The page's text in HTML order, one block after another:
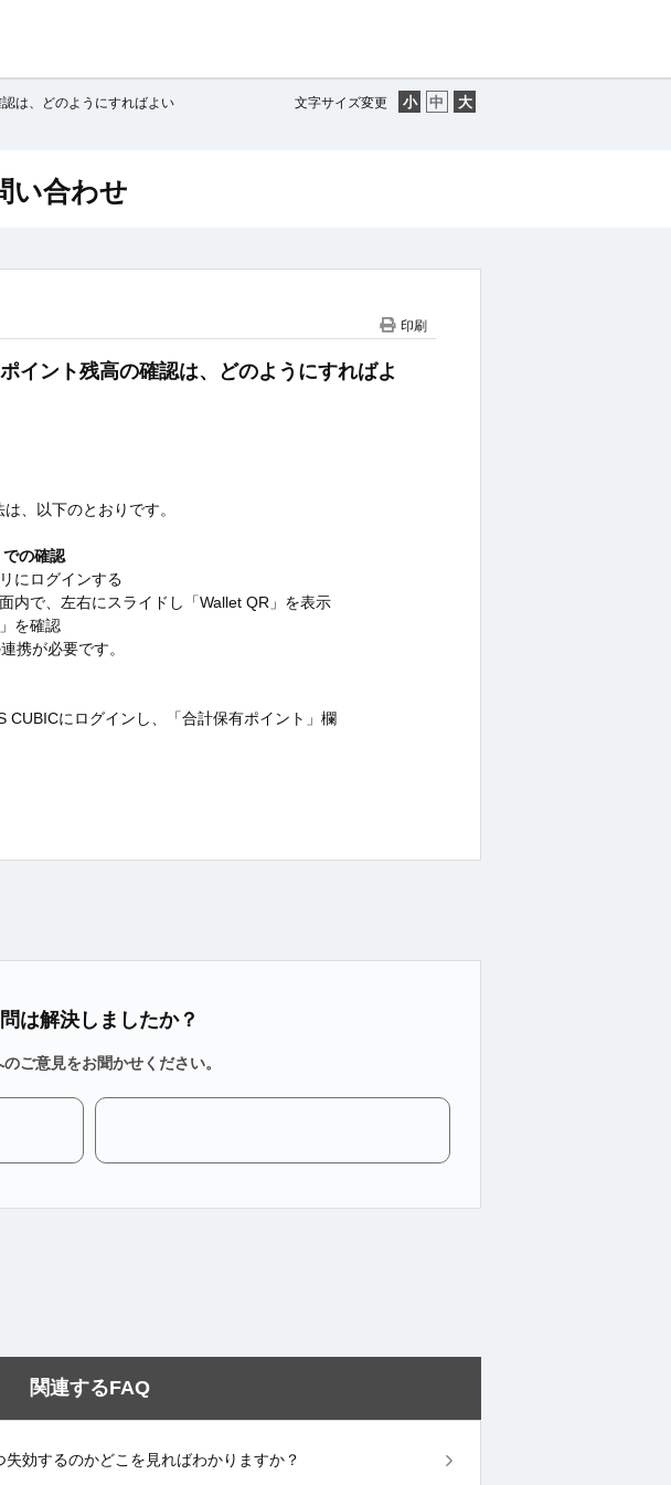
文字サイズ変更
は、どのようにすればよい
い合わせ
印刷
イント残高の確認は、どのようにすればよ
、以下のとおりです。
の確認
にログインする
内で、左右にスライドし「Wallet QR」を表示
を確認
携が必要です。
CUBICにログインし、「合計保有ポイント」欄
は解決しましたか？
のご意見をお聞かせください。
関連するFAQ
失効するのかどこを見ればわかりますか？